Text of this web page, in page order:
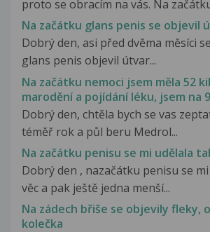
proto se obracím na vás. Na
Na začátku glans penis se objevil
Dobrý den, asi před dvěma měsíci
glans penis objevil útvar...
Na začátku nemoci jsem měla 52
marodění a pojídání léku, jsem na
Dobrý den, chtěla bych se vas
téměř rok a půl beru Medrol...
Na začátku penisu se mi udělala
Dobrý den , nazačátku penisu se
věc a pak ještě jedna menší...
Na zádech břiše se objevily fleky,
kolečka